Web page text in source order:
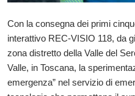
Con la consegna dei primi
interattivo REC-VISIO 118, da
zona distretto della Valle del
Valle, in Toscana, la
emergenza” nel servizio di